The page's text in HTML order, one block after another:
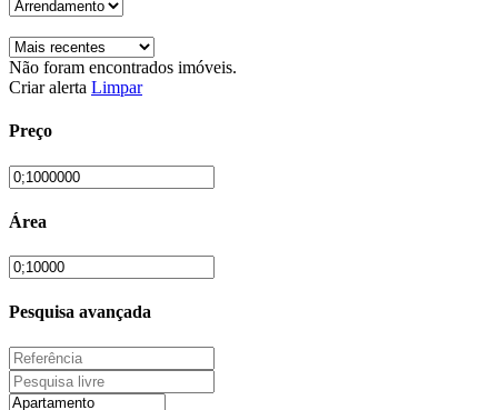
Não foram encontrados imóveis.
Criar alerta Limpar
Preço
Área
Pesquisa avançada